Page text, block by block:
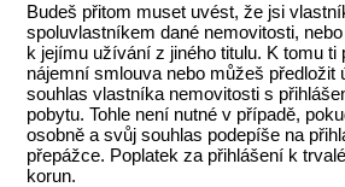
Budeš přitom muset uvést, že jsi
spoluvlastníkem dané nemovitosti,
k jejímu užívání z jiného titulu. K tomu ti
nájemní smlouva nebo můžeš předložit
souhlas vlastníka nemovitosti s
pobytu. Tohle není nutné v případě,
osobně a svůj souhlas podepíše na
přepážce. Poplatek za přihlášení k
korun.